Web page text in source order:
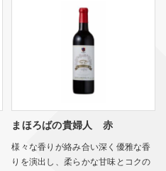
まほろばの貴婦人 赤
様々な香りが絡み合い深く優雅な香
りを演出し、柔らかな甘味とコクの